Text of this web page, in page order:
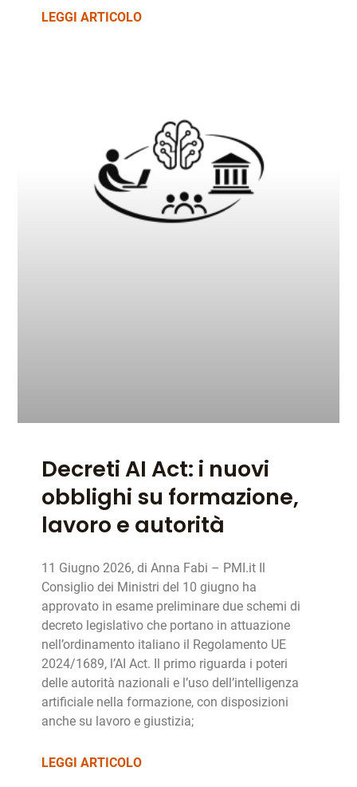
LEGGI ARTICOLO
Decreti AI Act: i nuovi
obblighi su formazione,
lavoro e autorità
11 Giugno 2026, di Anna Fabi – PMI.it Il
Consiglio dei Ministri del 10 giugno ha
approvato in esame preliminare due schemi di
decreto legislativo che portano in attuazione
nell’ordinamento italiano il Regolamento UE
2024/1689, l’AI Act. Il primo riguarda i poteri
delle autorità nazionali e l’uso dell’intelligenza
artificiale nella formazione, con disposizioni
anche su lavoro e giustizia;
LEGGI ARTICOLO